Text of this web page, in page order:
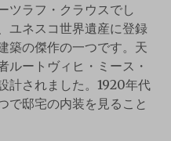
ツラフ・クラウスでし
ユネスコ世界遺産に登録
築の傑作の一つです。天
ルートヴィヒ・ミース・
計されました。1920年代
で邸宅の内装を見ること